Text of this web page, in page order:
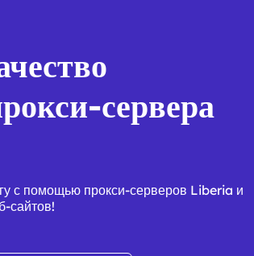
сервера
с помощью прокси-серверов Liberia и
сайтов!